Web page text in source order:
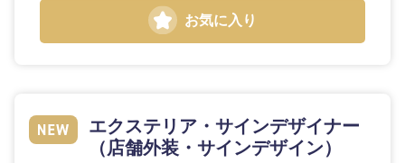
奈良県 和歌山県
お気に入り
エクステリア・サインデザイナー
（店舗外装・サインデザイン）